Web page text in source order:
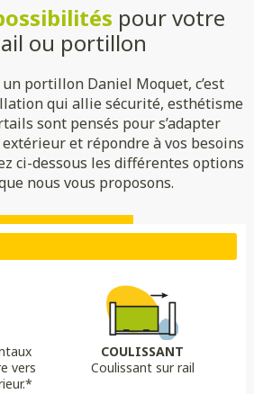
pour votre
ou portillon
portillon Daniel Moquet, c’est
qui allie sécurité, esthétisme
sont pensés pour s’adapter
et répondre à vos besoins
ci-dessous les différentes options
nous vous proposons.
vers
COULISSANT
Coulissant sur rail
Bombé inversé
Chapeau de gendarme inversé
semi ajouré Portail ajouré
OPTION
lame ajourée
OPTION
Lame déco sur mesure
304
DMC 305
Composite